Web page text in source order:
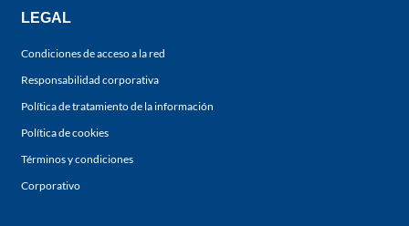
LEGAL
Condiciones de acceso a la red
Responsabilidad corporativa
Política de tratamiento de la información
Política de cookies
Términos y condiciones
Corporativo